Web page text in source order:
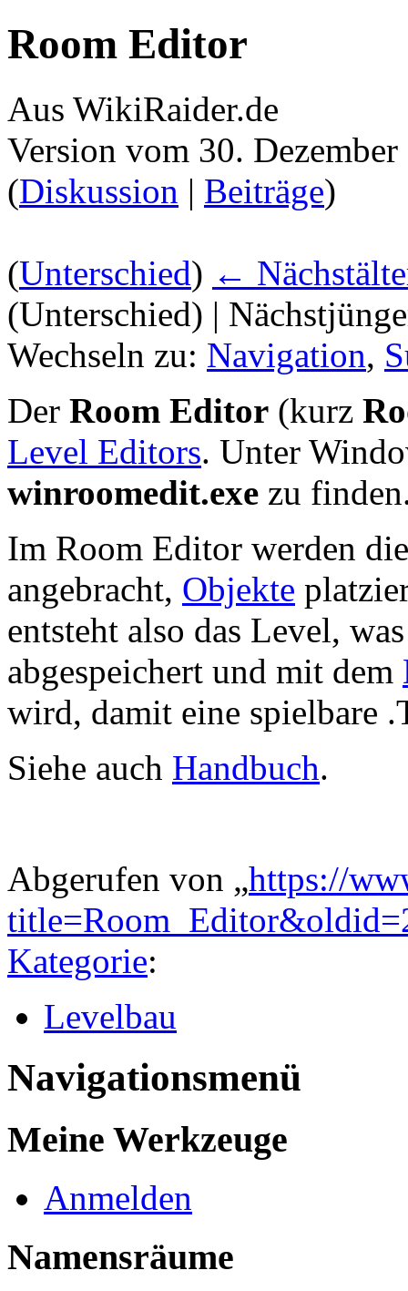
Room Editor
Aus WikiRaider.de
Version vom 30.
(Diskussion | Beiträge)
(Unterschied) ←
(Unterschied) |
Wechseln zu: Navigation,
Der Room Editor (kurz
Level Editors. Unter
winroomedit.exe zu
Im Room Editor werden
angebracht, Objekte
entsteht also das Level,
abgespeichert und mit dem
wird, damit eine spielbare
Siehe auch Handbuch.
Abgerufen von „https://
Kategorie:
Levelbau
Navigationsmenü
Meine Werkzeuge
Anmelden
Namensräume